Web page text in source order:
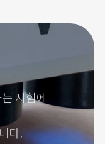
시험에
다.